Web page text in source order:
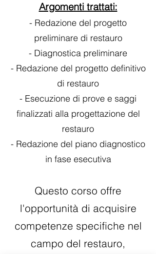
Argomenti trattati:
- Redazione del progetto
preliminare di restauro
- Diagnostica preliminare
- Redazione del progetto definitivo
di restauro
- Esecuzione di prove e saggi
finalizzati alla progettazione del
restauro
- Redazione del piano diagnostico
in fase esecutiva
Questo corso offre
l'opportunità di acquisire
competenze specifiche nel
campo del restauro,